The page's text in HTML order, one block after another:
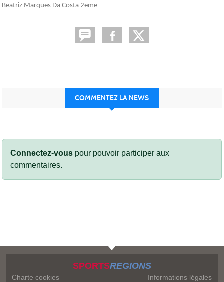
Beatriz Marques Da Costa 2eme
COMMENTEZ LA NEWS
Connectez-vous pour pouvoir participer aux
commentaires.
SPORTSREGIONS
Charte cookies Informations légales